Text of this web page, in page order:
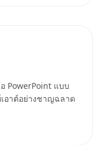
PowerPoint แบบ
อาต์อย่างชาญฉลาด